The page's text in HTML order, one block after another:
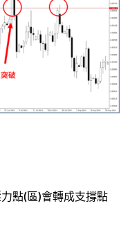
點(區)會轉成支撐點